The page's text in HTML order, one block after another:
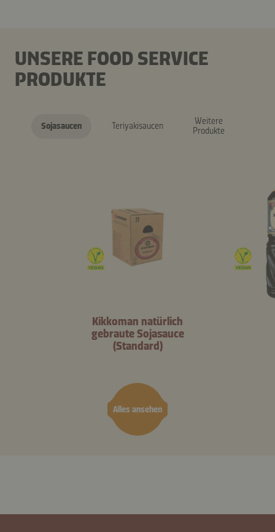
UNSERE FOOD SERVICE
PRODUKTE
Alles ansehen
Sojasaucen Teriyakisaucen
Weitere
Produkte
Kikkoman natürlich
gebraute Sojasauce
(Standard)